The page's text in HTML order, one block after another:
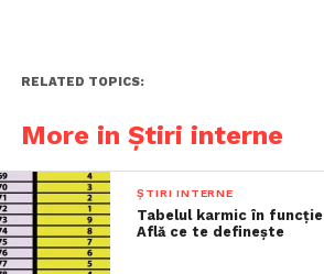
RELATED TOPICS:
More in Știri interne
ȘTIRI INTERNE
Tabelul karmic în
Află ce te definește